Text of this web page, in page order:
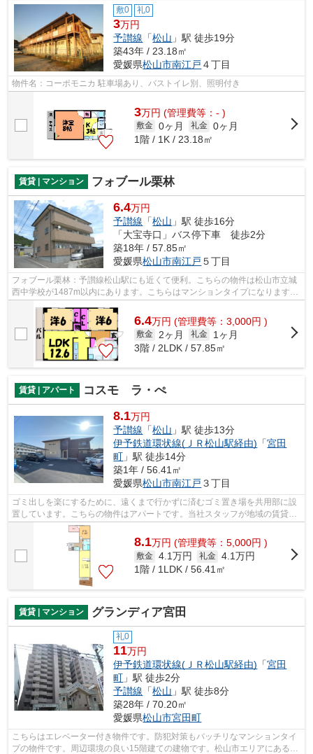
敷0 礼0
3万円
予讃線 「松山 」駅 徒歩19分
築43年 / 23.18㎡
愛媛県松山市南江戸 ４丁目
物件名：コーポモニカ 駐車場あり、バストイレ別、照明付き
3万円 (管理費等：- )
敷金 0ヶ月 礼金 0ヶ月
1階 / 1K / 23.18㎡
賃貸 | マンション フォブール栗林
6.4万円
予讃線 「松山 」駅 徒歩16分
「大宝寺口」バス停下車 徒歩2分
築18年 / 57.85㎡
愛媛県松山市南江戸 ５丁目
フォブール栗林：予讃線松山駅にも近くて便利。こちらの物件は松山市立城
西中学校が1487m以内にあります。こちらはマンションタイプになります。
6.4万円 (管理費等：3,000円 )
敷金 2ヶ月 礼金
1ヶ月
3階 / 2LDK / 57.85㎡
賃貸 | アパート コスモ ラ・ぺ
8.1万円
予讃線 「松山 」駅 徒歩13分
伊予鉄道環状線(ＪＲ松山駅経由) 「宮田
町 」駅 徒歩14分
築1年 / 56.41㎡
愛媛県松山市南江戸 ３丁目
ゴミ出しを楽にするために、遠くまで行かずに済むゴミ置き場を共用部に設
置しています。こちらの物件はアパートです。当社スタッフが地域の賃貸情
報をご提供いたします。お客様のこだ...
8.1万円 (管理費等：5,000円 )
敷金 4.1万円 礼金 4.1万円
1階 / 1LDK / 56.41㎡
賃貸 | マンション グランディア宮田
礼0
11万円
伊予鉄道環状線(ＪＲ松山駅経由) 「宮田
町 」駅 徒歩2分
予讃線 「松山 」駅 徒歩8分
築28年 / 70.20㎡
愛媛県松山市宮田町
こちらはエレベーター付き物件です。防犯対策もバッチリなマンションタイ
プの物件です。周辺環境の良い15階建ての建物です。松山市エリアにある賃